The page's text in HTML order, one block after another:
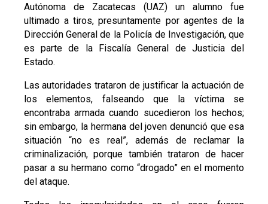
Autónoma de Zacatecas (UAZ) un alumno fue
ultimado a tiros, presuntamente por agentes de la
Dirección General de la Policía de Investigación, que
es parte de la Fiscalía General de Justicia del
Estado.
Las autoridades trataron de justificar la actuación de
los elementos, falseando que la víctima se
encontraba armada cuando sucedieron los hechos;
sin embargo, la hermana del joven denunció que esa
situación “no es real”, además de reclamar la
criminalización, porque también trataron de hacer
pasar a su hermano como “drogado” en el momento
del ataque.